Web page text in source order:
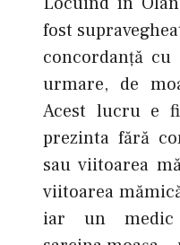
fost
concordanţă
urmare, de
Acest lucru e
prezinta fără
sau viitoarea
viitoarea
iar un medic